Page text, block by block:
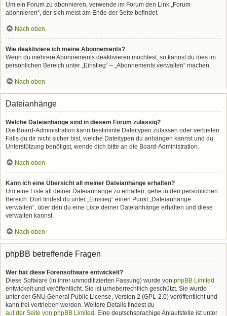
Um ein Forum zu abonnieren, verwende im Forum den Link „Forum
abonnieren“, der sich meist am Ende der Seite befindet.
Nach oben
Wie deaktiviere ich meine Abonnements?
Wenn du mehrere Abonnements deaktivieren möchtest, so kannst du dies im
persönlichen Bereich unter „Einstieg“ – „Abonnements verwalten“ machen.
Nach oben
Dateianhänge
Welche Dateianhänge sind in diesem Forum zulässig?
Die Board-Administration kann bestimmte Dateitypen zulassen oder verbieten.
Falls du dir nicht sicher bist, welche Dateitypen du anhängen kannst und du
Unterstützung benötigst, wende dich bitte an die Board-Administration.
Nach oben
Kann ich eine Übersicht all meiner Dateianhänge erhalten?
Um eine Liste all deiner Dateianhänge zu erhalten, gehe in den persönlichen
Bereich. Dort findest du unter „Einstieg“ einen Punkt „Dateianhänge
verwalten“, über den du eine Liste deiner Dateianhänge erhalten und diese
verwalten kannst.
Nach oben
phpBB betreffende Fragen
Wer hat diese Forensoftware entwickelt?
Diese Software (in ihrer unmodifizierten Fassung) wurde von phpBB Limited
entwickelt und veröffentlicht. Sie ist urheberrechtlich geschützt. Sie wurde
unter der GNU General Public License, Version 2 (GPL-2.0) veröffentlicht und
kann frei vertrieben werden. Weitere Details findest du
auf der Seite von phpBB Limited . Eine deutschsprachige Anlaufstelle ist unter